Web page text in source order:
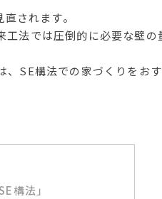
されます。
法では圧倒的に必要な壁
SE構法での家づくりをお
構法」